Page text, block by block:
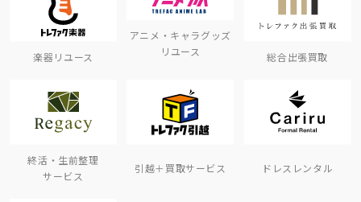
楽器リユース
アニメ・キャラグッズ
リユース
総合出張買取
終活・生前整理
サービス
引越＋買取サービス ドレスレンタル